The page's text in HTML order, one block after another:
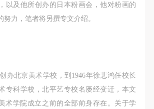
以及他所创办的日本粉画会，他对粉画的
力，笔者将另撰专文介绍。
办北京美术学校，到1946年徐悲鸿任校长
专科学校，北平艺专校名屡经变迁，本文
术学院成立之前的全部前身存在。关于学